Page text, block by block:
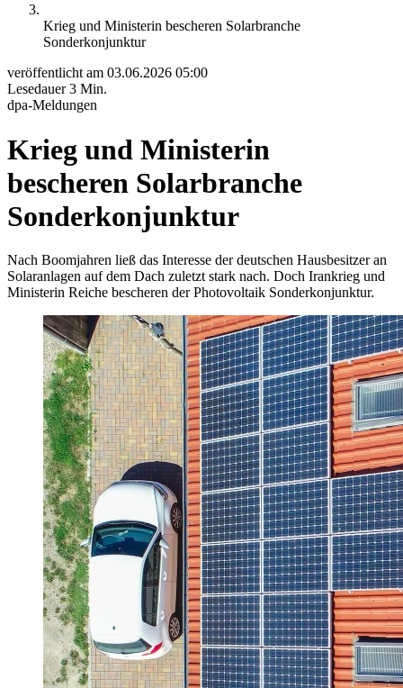
Krieg und Ministerin bescheren Solarbranche
Sonderkonjunktur
veröffentlicht am 03.06.2026 05:00
Lesedauer3 Min.
dpa-Meldungen
Krieg und Ministerin
bescheren Solarbranche
Sonderkonjunktur
Nach Boomjahren ließ das Interesse der deutschen Hausbesitzer an
Solaranlagen auf dem Dach zuletzt stark nach. Doch Irankrieg und
Ministerin Reiche bescheren der Photovoltaik Sonderkonjunktur.